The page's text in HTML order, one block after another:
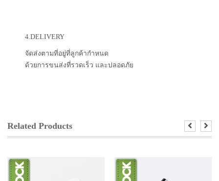
4.DELIVERY
จัดส่งตามที่อยู่ที่ลูกค้ากำหนด
ด้วยการขนส่งที่รวดเร็ว และปลอดภัย
Related Products